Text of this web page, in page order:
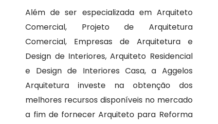
Além de ser especializada em Arquiteto
Comercial, Projeto de Arquitetura
Comercial, Empresas de Arquitetura e
Design de Interiores, Arquiteto Residencial
e Design de Interiores Casa, a Aggelos
Arquitetura investe na obtenção dos
melhores recursos disponíveis no mercado
a fim de fornecer Arquiteto para Reforma